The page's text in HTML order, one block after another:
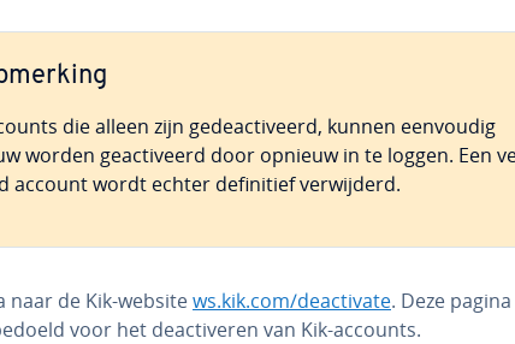
die alleen zijn ge­de­ac­ti­veerd, kunnen eenvoudig
worden ge­ac­ti­veerd door opnieuw in te loggen. Een
account wordt echter de­fi­ni­tief ver­wij­derd.
naar de Kik-websitews.kik.com/de­ac­ti­va­te. Deze pagina
voor het de­ac­ti­ve­ren van Kik-accounts.